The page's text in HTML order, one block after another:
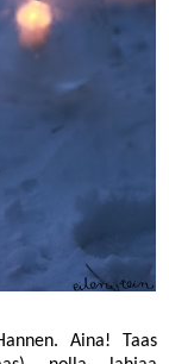
Aina! Taas